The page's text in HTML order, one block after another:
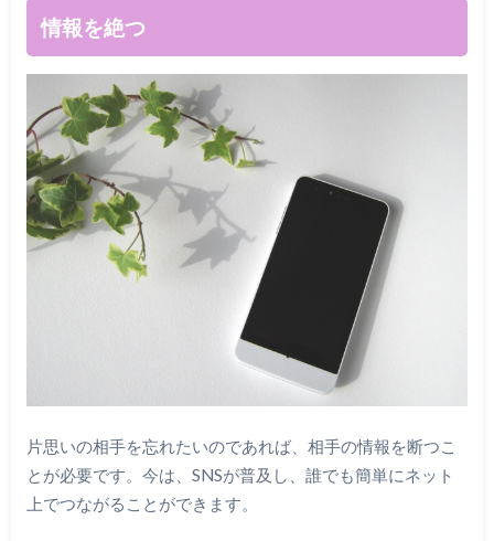
情報を絶つ
片思いの相手を忘れたいのであれば、相手の情報を断つこ
とが必要です。今は、SNSが普及し、誰でも簡単にネット
上でつながることができます。